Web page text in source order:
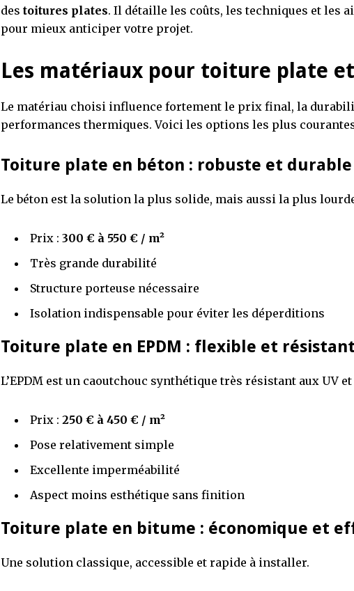
des toitures plates. Il détaille les coûts, les techniques et les
pour mieux anticiper votre projet.
Les matériaux pour toiture plate
Le matériau choisi influence fortement le prix final, la
performances thermiques. Voici les options les plus
Toiture plate en béton : robuste et durable
Le béton est la solution la plus solide, mais aussi la plus
Prix : 300 € à 550 € / m²
Très grande durabilité
Structure porteuse nécessaire
Isolation indispensable pour éviter les déperditions
Toiture plate en EPDM : flexible et
L’EPDM est un caoutchouc synthétique très résistant aux UV
Prix : 250 € à 450 € / m²
Pose relativement simple
Excellente imperméabilité
Aspect moins esthétique sans finition
Toiture plate en bitume : économique et
Une solution classique, accessible et rapide à installer.